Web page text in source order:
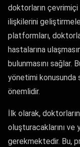
doktorların çevrimiçi
ilişkilerini
platformları,
hastalarına
bulunmasını sağlar.
yönetimi konusunda
önemlidir.
İlk olarak,
oluşturacaklarını
gerekmektedir. Bu,